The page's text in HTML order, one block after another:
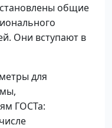
общие
Они вступают в
для
ГОСТа: